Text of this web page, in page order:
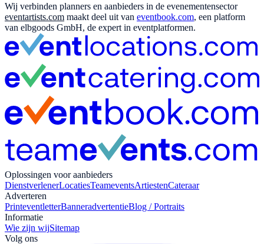
Wij verbinden planners en aanbieders in de evenementensector
eventartists.com maakt deel uit van eventbook.com, een platform
van elbgoods GmbH, de expert in eventplatformen.
Oplossingen voor aanbieders
DienstverlenerLocatiesTeameventsArtiestenCateraar
Adverteren
PrinteventletterBanneradvertentieBlog / Portraits
Informatie
Wie zijn wijSitemap
Volg ons